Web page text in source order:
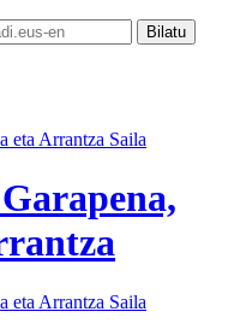
eta Arrantza Saila
eta Arrantza Saila